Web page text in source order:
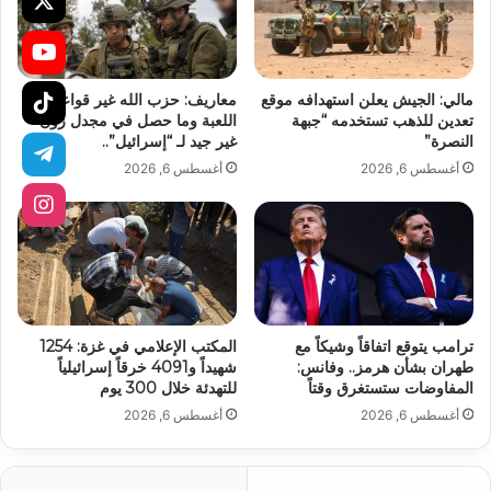
مالي: الجيش يعلن استهدافه موقع
تعدين للذهب تستخدمه “جبهة
النصرة”
أغسطس 6, 2026
معاريف: حزب الله غير قواعد
اللعبة وما حصل في مجدل زون
غير جيد لـ “إسرائيل”..
أغسطس 6, 2026
ترامب يتوقع اتفاقاً وشيكاً مع
طهران بشأن هرمز.. وفانس:
المفاوضات ستستغرق وقتاً
أغسطس 6, 2026
المكتب الإعلامي في غزة: 1254
شهيداً و4091 خرقاً إسرائيلياً
للتهدئة خلال 300 يوم
أغسطس 6, 2026